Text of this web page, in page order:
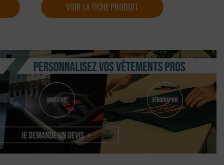
VOIR LA FICHE PRODUIT